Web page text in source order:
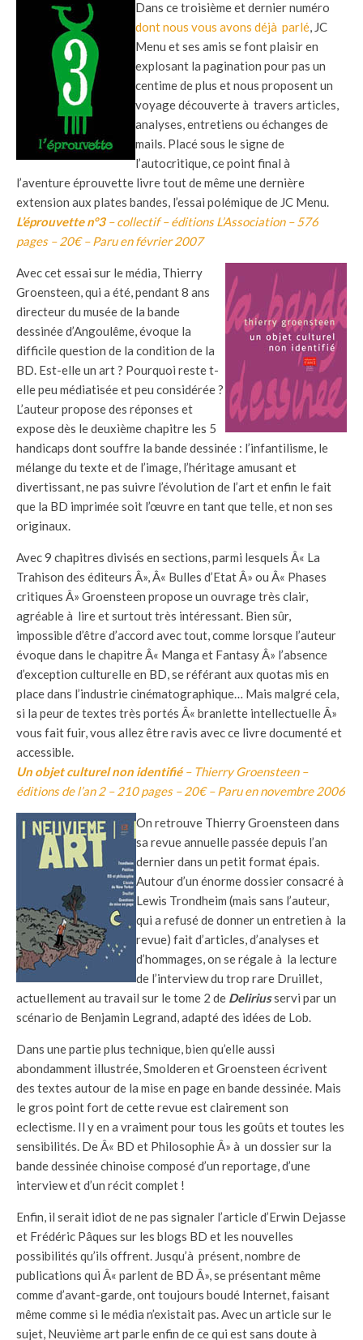
Dans ce troisième et dernier numéro
dont nous vous avons déjà parlé, JC
Menu et ses amis se font plaisir en
explosant la pagination pour pas un
centime de plus et nous proposent un
voyage découverte à travers articles,
analyses, entretiens ou échanges de
mails. Placé sous le signe de
l’autocritique, ce point final à
l’aventure éprouvette livre tout de même une dernière
extension aux plates bandes, l’essai polémique de JC Menu.
L’éprouvette n°3– collectif – éditions L’Association – 576
pages – 20€ – Paru en février 2007
Avec cet essai sur le média, Thierry
Groensteen, qui a été, pendant 8 ans
directeur du musée de la bande
dessinée d’Angoulême, évoque la
difficile question de la condition de la
BD. Est-elle un art ? Pourquoi reste t-
elle peu médiatisée et peu considérée ?
L’auteur propose des réponses et
expose dès le deuxième chapitre les 5
handicaps dont souffre la bande dessinée : l’infantilisme, le
mélange du texte et de l’image, l’héritage amusant et
divertissant, ne pas suivre l’évolution de l’art et enfin le fait
que la BD imprimée soit l’œuvre en tant que telle, et non ses
originaux.
Avec 9 chapitres divisés en sections, parmi lesquels Â« La
Trahison des éditeurs Â», Â« Bulles d’Etat Â» ou Â« Phases
critiques Â» Groensteen propose un ouvrage très clair,
agréable à lire et surtout très intéressant. Bien sûr,
impossible d’être d’accord avec tout, comme lorsque l’auteur
évoque dans le chapitre Â« Manga et Fantasy Â» l’absence
d’exception culturelle en BD, se référant aux quotas mis en
place dans l’industrie cinématographique… Mais malgré cela,
si la peur de textes très portés Â« branlette intellectuelle Â»
vous fait fuir, vous allez être ravis avec ce livre documenté et
accessible.
Un objet culturel non identifié– Thierry Groensteen –
éditions de l’an 2 – 210 pages – 20€ – Paru en novembre 2006
On retrouve Thierry Groensteen dans
sa revue annuelle passée depuis l’an
dernier dans un petit format épais.
Autour d’un énorme dossier consacré à
Lewis Trondheim (mais sans l’auteur,
qui a refusé de donner un entretien à la
revue) fait d’articles, d’analyses et
d’hommages, on se régale à la lecture
de l’interview du trop rare Druillet,
actuellement au travail sur le tome 2 de Deliriusservi par un
scénario de Benjamin Legrand, adapté des idées de Lob.
Dans une partie plus technique, bien qu’elle aussi
abondamment illustrée, Smolderen et Groensteen écrivent
des textes autour de la mise en page en bande dessinée. Mais
le gros point fort de cette revue est clairement son
eclectisme. Il y en a vraiment pour tous les goûts et toutes les
sensibilités. De Â« BD et Philosophie Â» à un dossier sur la
bande dessinée chinoise composé d’un reportage, d’une
interview et d’un récit complet !
Enfin, il serait idiot de ne pas signaler l’article d’Erwin Dejasse
et Frédéric Pâques sur les blogs BD et les nouvelles
possibilités qu’ils offrent. Jusqu’à présent, nombre de
publications qui Â« parlent de BD Â», se présentant même
comme d’avant-garde, ont toujours boudé Internet, faisant
même comme si le média n’existait pas. Avec un article sur le
sujet, Neuvième art parle enfin de ce qui est sans doute à